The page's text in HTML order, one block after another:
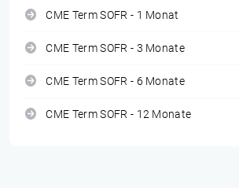
CME Term SOFR - 1 Monat
CME Term SOFR - 3 Monate
CME Term SOFR - 6 Monate
CME Term SOFR - 12 Monate